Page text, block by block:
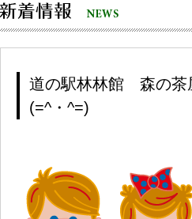
道の駅林林館 森の
(=^・^=)